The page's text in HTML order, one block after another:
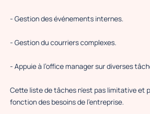
- Gestion des événements internes.
- Gestion du courriers complexes.
- Appuie à l’office manager sur diverses
Cette liste de tâches n'est pas limitative et
fonction des besoins de l'entreprise.